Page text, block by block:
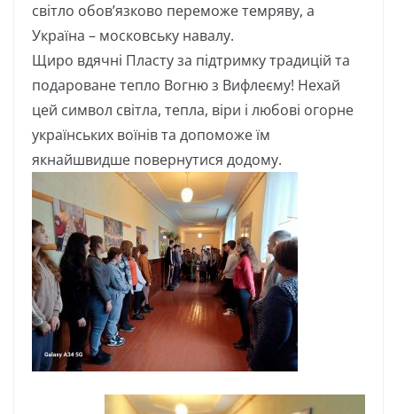
світло обов’язково переможе темряву, а
Україна – московську навалу.
Щиро вдячні Пласту за підтримку традицій та
подароване тепло Вогню з Вифлеєму! Нехай
цей символ світла, тепла, віри і любові огорне
українських воїнів та допоможе їм
якнайшвидше повернутися додому.